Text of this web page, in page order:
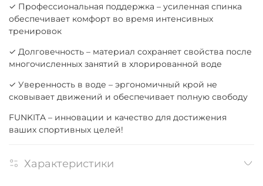
✓ Профессиональная поддержка – усиленная спинка
обеспечивает комфорт во время интенсивных
тренировок
✓ Долговечность – материал сохраняет свойства после
многочисленных занятий в хлорированной воде
✓ Уверенность в воде – эргономичный крой не
сковывает движений и обеспечивает полную свободу
FUNKITA – инновации и качество для достижения
ваших спортивных целей!
Характеристики